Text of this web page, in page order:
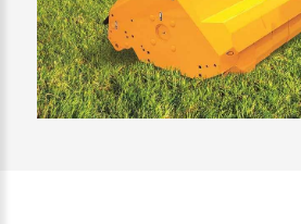
garantizan una excelente
ambas posiciones del rodillo